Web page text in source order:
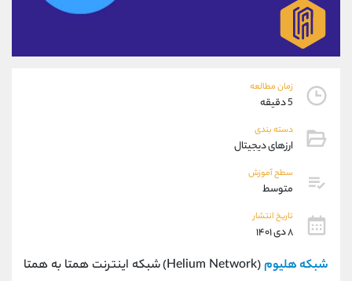
زمان مطالعه
5 دقیقه
دسته بندی
ارزهای دیجیتال
سطح آموزش
متوسط
تاریخ انتشار
۸ دی ۱۴۰۱
شبکه هلیوم
(Helium Network) شبکه اینترنت همتا به همتا
09194198792
واتساپ
تلگرام
پشتیبان فروش
موبایل
واتساپ
داخلی
اطلاعات تماس
تلفن 021-22021030